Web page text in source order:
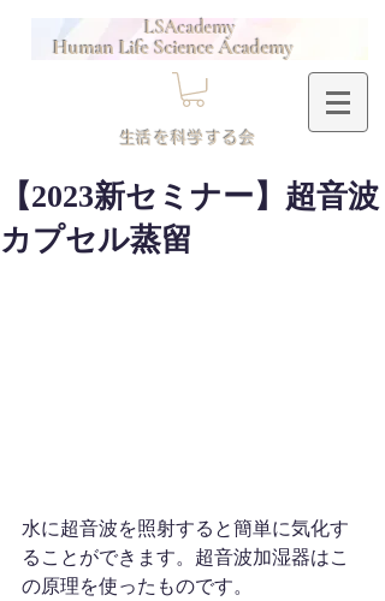
Human Life Science Academy
LSAcademy
​生活を科学する会
【2023新セミナー】超音波
カプセル蒸留
水に超音波を照射すると簡単に気化す
ることができます。超音波加湿器はこ
の原理を使ったものです。